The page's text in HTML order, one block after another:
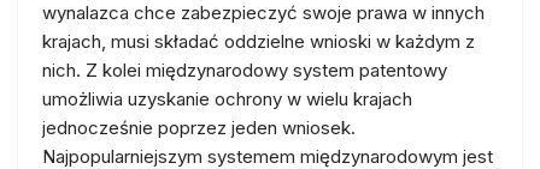
wynalazca chce zabezpieczyć swoje prawa w innych
krajach, musi składać oddzielne wnioski w każdym z
nich. Z kolei międzynarodowy system patentowy
umożliwia uzyskanie ochrony w wielu krajach
jednocześnie poprzez jeden wniosek.
Najpopularniejszym systemem międzynarodowym jest